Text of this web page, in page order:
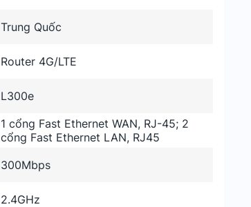
Trung Quốc
Router 4G/LTE
L300e
1 cổng Fast Ethernet WAN, RJ-45; 2
cổng Fast Ethernet LAN, RJ45
300Mbps
2.4GHz